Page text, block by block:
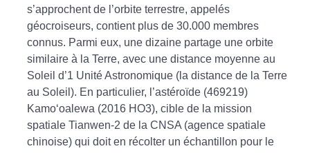
s’approchent de l’orbite terrestre, appelés
géocroiseurs, contient plus de 30.000 membres
connus. Parmi eux, une dizaine partage une orbite
similaire à la Terre, avec une distance moyenne au
Soleil d’1 Unité Astronomique (la distance de la Terre
au Soleil). En particulier, l’astéroïde (469219)
Kamo‘oalewa (2016 HO3), cible de la mission
spatiale Tianwen-2 de la CNSA (agence spatiale
chinoise) qui doit en récolter un échantillon pour le